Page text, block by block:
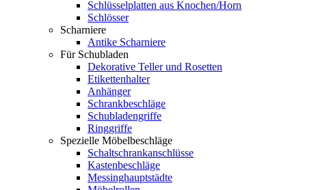
Schlüsselplatten aus Knochen/Horn
Schlösser
Scharniere
Antike Scharniere
Für Schubladen
Dekorative Teller und Rosetten
Etikettenhalter
Anhänger
Schrankbeschläge
Schubladengriffe
Ringgriffe
Spezielle Möbelbeschläge
Schaltschrankanschlüsse
Kastenbeschläge
Messinghauptstädte